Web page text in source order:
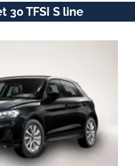
30 TFSI S line